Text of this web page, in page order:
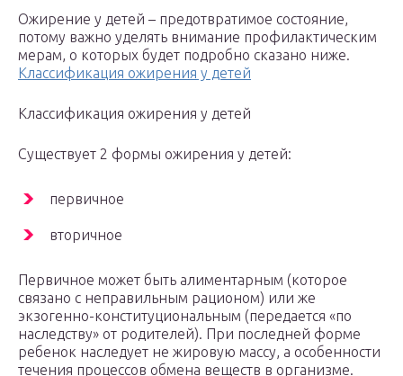
Ожирение у детей – предотвратимое состояние,
потому важно уделять внимание профилактическим
мерам, о которых будет подробно сказано ниже.
Классификация ожирения у детей
Классификация ожирения у детей
Существует 2 формы ожирения у детей:
первичное
вторичное
Первичное может быть алиментарным (которое
связано с неправильным рационом) или же
экзогенно-конституциональным (передается «по
наследству» от родителей). При последней форме
ребенок наследует не жировую массу, а особенности
течения процессов обмена веществ в организме.